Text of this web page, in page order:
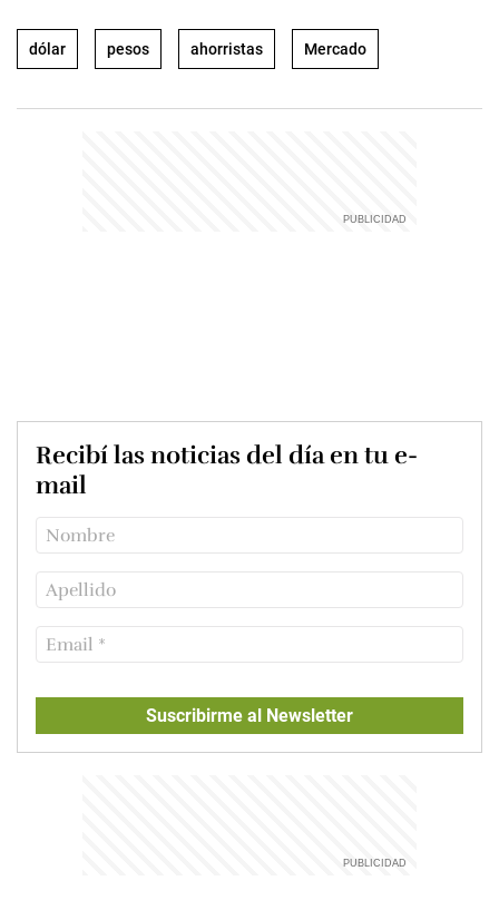
dólar pesos ahorristas Mercado
Recibí las noticias del día en tu e-
mail
Suscribirme al Newsletter